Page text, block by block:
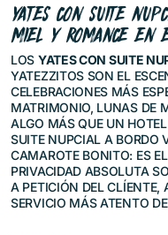
YATES CON SUITE
MIEL Y ROMANCE EN
LOS YATES CON SUITE
YATEZZITOS SON EL
CELEBRACIONES MÁS
MATRIMONIO, LUNAS DE
ALGO MÁS QUE UN
SUITE NUPCIAL A BORDO
CAMAROTE BONITO: ES
PRIVACIDAD ABSOLUTA
A PETICIÓN DEL CLÍENTE,
SERVICIO MÁS ATENTO